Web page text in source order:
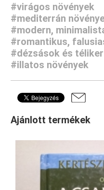
#virágos növények
#mediterrán
#modern,
#romantikus,
#dézsások és
#illatos növények
Ajánlott termékek